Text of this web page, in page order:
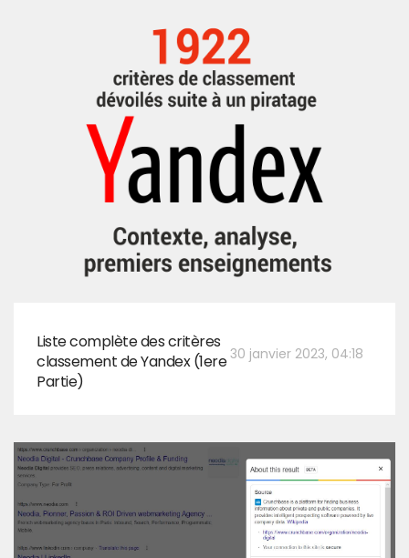
30 janvier 2023, 04:18
Liste complète des critères
classement de Yandex (1ere
Partie)